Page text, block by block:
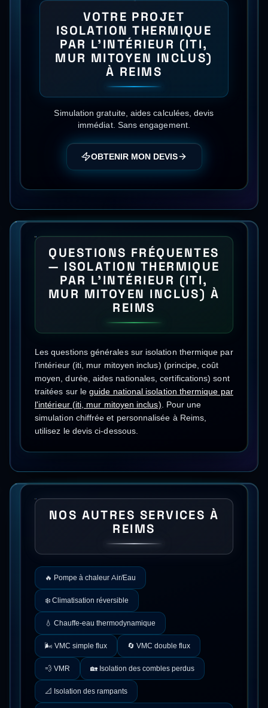
VOTRE PROJET
ISOLATION THERMIQUE
PAR L'INTÉRIEUR (ITI,
MUR MITOYEN INCLUS)
À REIMS
Simulation gratuite, aides calculées, devis
immédiat. Sans engagement.
OBTENIR MON DEVIS
QUESTIONS FRÉQUENTES
— ISOLATION THERMIQUE
PAR L'INTÉRIEUR (ITI,
MUR MITOYEN INCLUS) À
REIMS
Les questions générales sur isolation thermique par
l'intérieur (iti, mur mitoyen inclus) (principe, coût
moyen, durée, aides nationales, certifications) sont
traitées sur le guide national isolation thermique par
l'intérieur (iti, mur mitoyen inclus). Pour une
simulation chiffrée et personnalisée à Reims,
utilisez le devis ci-dessous.
NOS AUTRES SERVICES À
REIMS
🔥 Pompe à chaleur Air/Eau
❄️ Climatisation réversible
💧 Chauffe-eau thermodynamique
🌬️ VMC simple flux 🔄 VMC double flux
💨 VMR 🏡 Isolation des combles perdus
📐 Isolation des rampants